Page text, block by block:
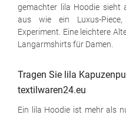
gemachter lila Hoodie sieht
aus wie ein Luxus-
Experiment. Eine leichtere
Langarmshirts für Damen.
Tragen Sie lila
textilwaren24.eu
Ein lila Hoodie ist mehr als